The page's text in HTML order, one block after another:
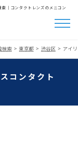
│コンタクトレンズのメニコン
検索 東京都 渋谷区 アイ
コンタクト